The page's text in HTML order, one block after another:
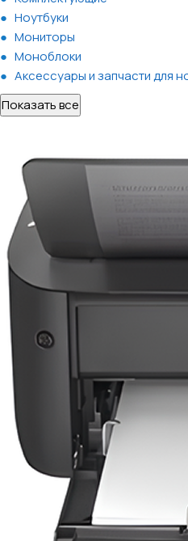
Ноутбуки
Мониторы
Моноблоки
Аксессуары и запчасти для
Показать все